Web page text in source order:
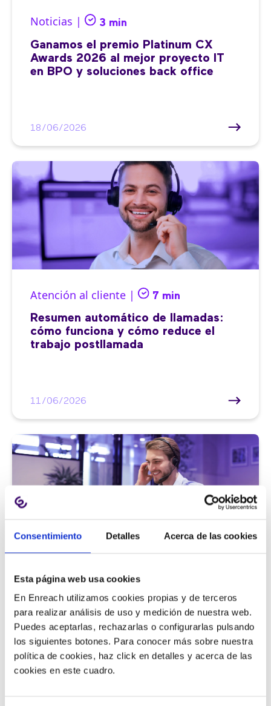
Consentimiento Detalles Acerca de las cookies
Esta página web usa cookies
En Enreach utilizamos cookies propias y de terceros
para realizar análisis de uso y medición de nuestra web.
Puedes aceptarlas, rechazarlas o configurarlas pulsando
los siguientes botones. Para conocer más sobre nuestra
política de cookies, haz click en detalles y acerca de las
cookies en este cuadro.
Noticias | 3 min
Ganamos el premio Platinum CX
Awards 2026 al mejor proyecto IT
en BPO y soluciones back office
18/06/2026
Atención al cliente | 7 min
Resumen automático de llamadas:
cómo funciona y cómo reduce el
trabajo postllamada
11/06/2026
9 métricas de call center para medir
la satisfacción del cliente
11/06/2026